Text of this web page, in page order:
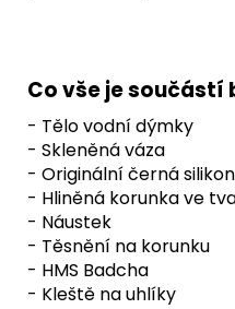
Co vše je součástí
- Tělo vodní dýmky
- Skleněná váza
- Originální černá
- Hliněná korunka ve
- Náustek
- Těsnění na korunku
- HMS Badcha
- Kleště na uhlíky